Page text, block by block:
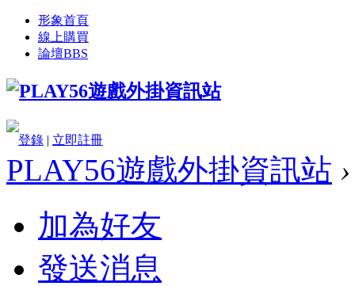
形象首頁
線上購買
論壇BBS
登錄 | 立即註冊
PLAY56遊戲外掛資訊站 ›
加為好友
發送消息